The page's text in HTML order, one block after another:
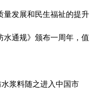
量发展和民生福祉的提升
水通规》颁布一周年，值
浆料随之进入中国市